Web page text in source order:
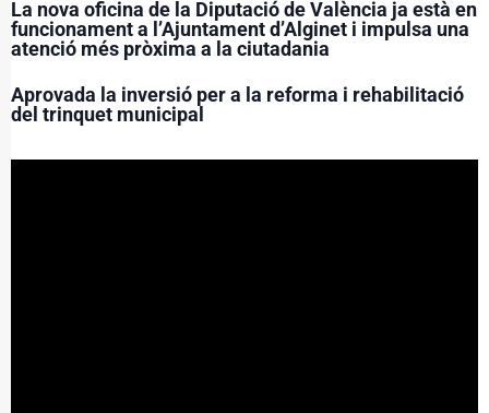
La nova oficina de la Diputació de València ja està en
funcionament a l’Ajuntament d’Alginet i impulsa una
atenció més pròxima a la ciutadania
Aprovada la inversió per a la reforma i rehabilitació
del trinquet municipal